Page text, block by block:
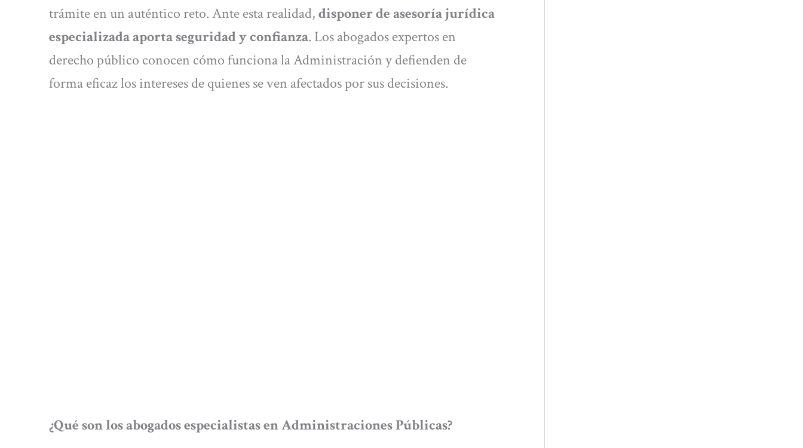
trámite en un auténtico reto. Ante esta realidad,disponer de asesoría jurídica
especializada aporta seguridad y confianza. Los abogados expertos en
derecho público conocen cómo funciona la Administración y defienden de
forma eficaz los intereses de quienes se ven afectados por sus decisiones.
¿Qué son los abogados especialistas en Administraciones Públicas?